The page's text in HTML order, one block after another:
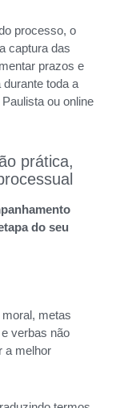
processo, o
captura das
prazos e
toda a
ou online
prática,
do seu
metas
verbas não
a melhor